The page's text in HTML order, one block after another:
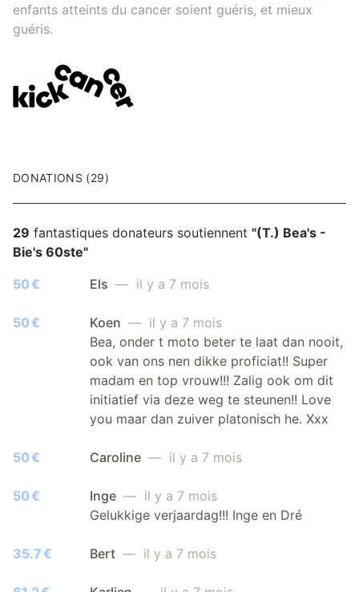
enfants atteints du cancer soient guéris, et mieux
guéris.
DONATIONS (29)
29 fantastiques donateurs soutiennent "(T.) Bea's -
Bie's 60ste"
50 €
Els — il y a 7 mois
50 € Koen — il y a 7 mois
Bea, onder t moto beter te laat dan nooit,
ook van ons nen dikke proficiat!! Super
madam en top vrouw!!! Zalig ook om dit
initiatief via deze weg te steunen!! Love
you maar dan zuiver platonisch he. Xxx
50 € Caroline — il y a 7 mois
50 € Inge — il y a 7 mois
Gelukkige verjaardag!!! Inge en Dré
35.7 € Bert — il y a 7 mois